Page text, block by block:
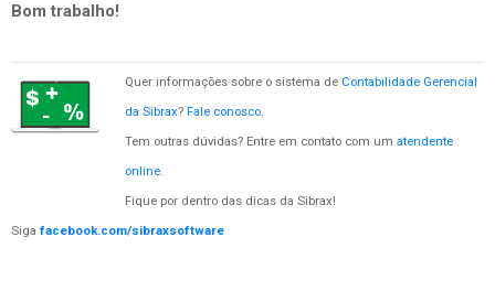
Bom trabalho!
Quer informações sobre o sistema de Contabilidade Gerencial
da Sibrax? Fale conosco.
Tem outras dúvidas? Entre em contato com um atendente
online.
Fique por dentro das dicas da Sibrax!
Siga facebook.com/sibraxsoftware